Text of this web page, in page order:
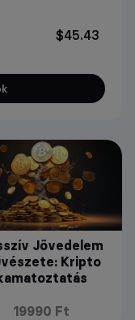
$45.43
Jövedelem
Kripto
19990 Ft